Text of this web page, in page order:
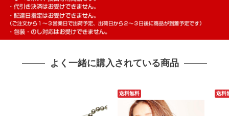
よく一緒に購入されている商品
送料無料 送料